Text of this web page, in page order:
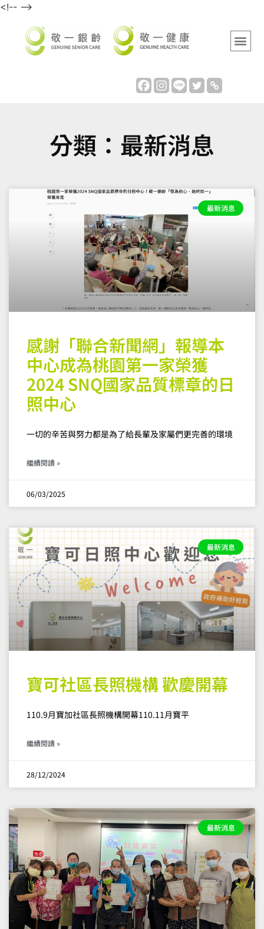
<!-- -->
分類：最新消息
最新消息
感謝「聯合新聞網」報導本
中心成為桃園第一家榮獲
2024 SNQ國家品質標章的日
照中心
一切的辛苦與努力都是為了給長輩及家屬們更完善的環境
繼續閱讀 »
06/03/2025
最新消息
寶可社區長照機構 歡慶開幕
110.9月寶加社區長照機構開幕110.11月寶平
繼續閱讀 »
28/12/2024
最新消息